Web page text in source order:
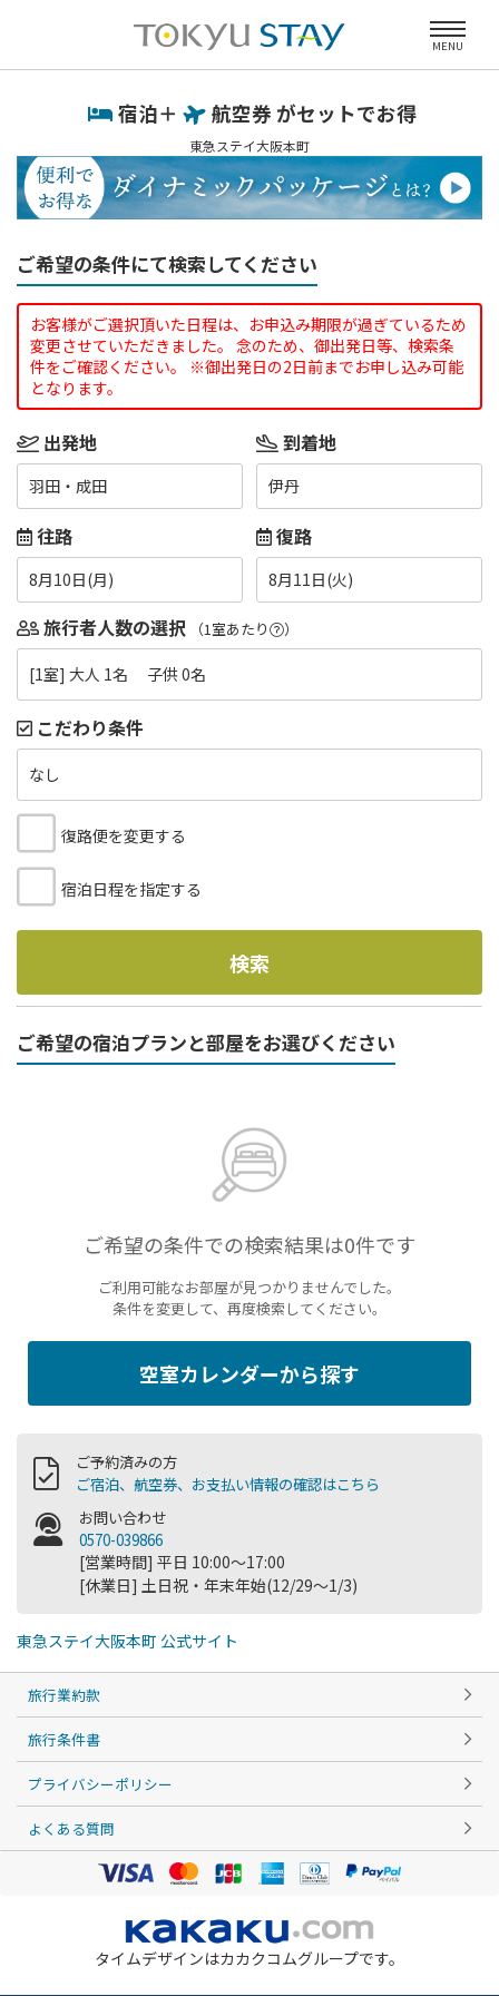
MENU
宿泊＋ 航空券 がセットでお得
東急ステイ大阪本町
ご希望の条件にて検索してください
お客様がご選択頂いた日程は、お申込み期限が過ぎているため
変更させていただきました。 念のため、御出発日等、検索条
件をご確認ください。 ※御出発日の2日前までお申し込み可能
となります。
出発地
羽田・成田
到着地
伊丹
往路
8月10日(月)
復路
8月11日(火)
旅行者人数の選択 （1室あたり ）
[1室] 大人 1名 子供 0名
こだわり条件
なし
復路便を変更する
宿泊日程を指定する
検索
ご希望の宿泊プランと部屋をお選びください
ご希望の条件での検索結果は0件です
ご利用可能なお部屋が見つかりませんでした。
条件を変更して、再度検索してください。
空室カレンダーから探す
ご予約済みの方
ご宿泊、航空券、お支払い情報の確認はこちら
お問い合わせ
0570-039866
[営業時間] 平日 10:00～17:00
[休業日] 土日祝・年末年始(12/29～1/3)
東急ステイ大阪本町 公式サイト
旅行業約款
旅行条件書
プライバシーポリシー
よくある質問
タイムデザインはカカクコムグループです。